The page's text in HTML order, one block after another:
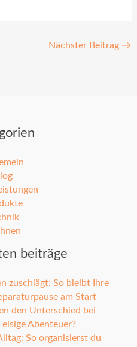
Nächster Beitrag →
beiträge
zuschlägt: So bleibt Ihre
am Start
den Unterschied bei
Abenteuer?
So organisierst du